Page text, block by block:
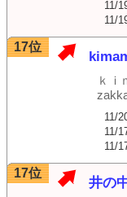
11/
11/
17位
ｋ
11/
11/
11/
17位
井の